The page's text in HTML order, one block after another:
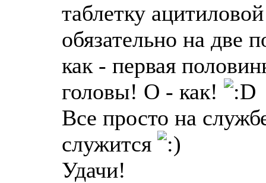
таблетку
обязательно на две
как - первая
головы! О - как!
Все просто на
служится
Удачи!